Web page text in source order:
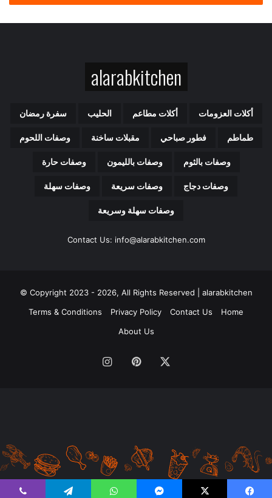
ب
alarabkitchen
أكلات العزومات أكلات مطاعم الحليب سفرة رمضان
طماطم فطور صباحي مقبلات ساخنة وصفات اللحوم
وصفات بالثوم وصفات بالليمون وصفات حارة
وصفات دجاج وصفات سريعة وصفات سهلة
وصفات سهلة وسريعة
Contact Us: info@alarabkitchen.com
Copyright 2023 - 2026, All Rights Reserved | alarabkitchen ©
Home
Contact Us
Privacy Policy
Terms & Conditions
About Us
بينتيريست